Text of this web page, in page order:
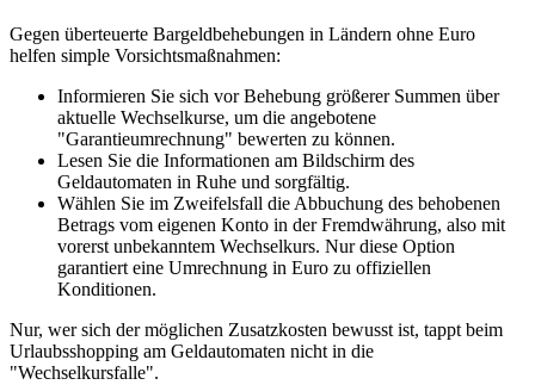
Gegen überteuerte Bargeldbehebungen in Ländern ohne Euro
helfen simple Vorsichtsmaßnahmen:
Informieren Sie sich vor Behebung größerer Summen über
aktuelle Wechselkurse, um die angebotene
"Garantieumrechnung" bewerten zu können.
Lesen Sie die Informationen am Bildschirm des
Geldautomaten in Ruhe und sorgfältig.
Wählen Sie im Zweifelsfall die Abbuchung des behobenen
Betrags vom eigenen Konto in der Fremdwährung, also mit
vorerst unbekanntem Wechselkurs. Nur diese Option
garantiert eine Umrechnung in Euro zu offiziellen
Konditionen.
Nur, wer sich der möglichen Zusatzkosten bewusst ist, tappt beim
Urlaubsshopping am Geldautomaten nicht in die
"Wechselkursfalle".